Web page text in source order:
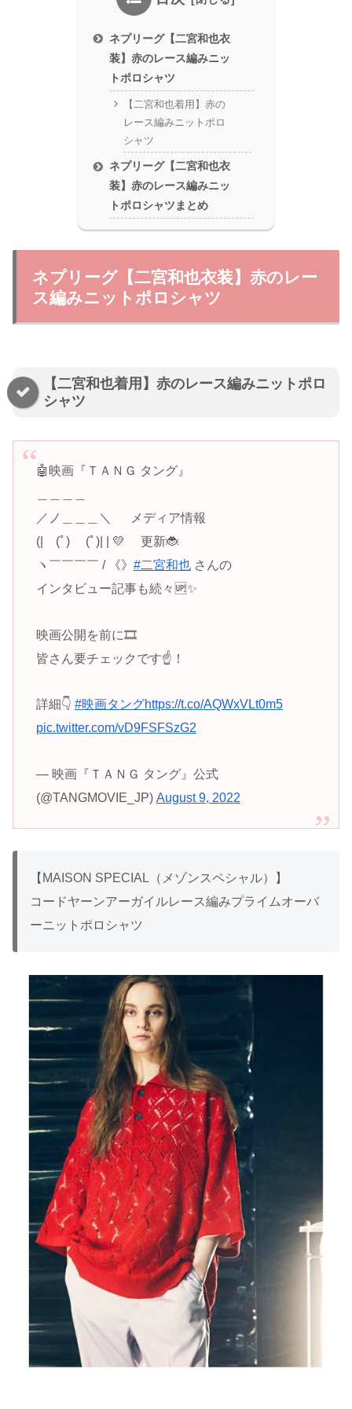
ネプリーグ【二宮和也衣
装】赤のレース編みニッ
トポロシャツ
【二宮和也着用】赤の
レース編みニットポロ
シャツ
ネプリーグ【二宮和也衣
装】赤のレース編みニッ
トポロシャツまとめ
ネプリーグ【二宮和也衣装】赤のレー
ス編みニットポロシャツ
【二宮和也着用】赤のレース編みニットポロ
シャツ
🤖映画『ＴＡＮＧ タング』
／ノ＿＿＿＼ メディア情報
(| (ﾟ) (ﾟ)| | 💛 更新🐞
ヽ￣￣￣￣ / 《》 #二宮和也さんの
インタビュー記事も続々🆙✨
映画公開を前に🎞
皆さん要チェックです☝！
詳細👇 #映画タングhttps://t.co/AQWxVLt0m5
pic.twitter.com/vD9FSFSzG2
— 映画『ＴＡＮＧ タング』公式
(@TANGMOVIE_JP) August 9, 2022
【MAISON SPECIAL（メゾンスペシャル）】
コードヤーンアーガイルレース編みプライムオーバ
ーニットポロシャツ